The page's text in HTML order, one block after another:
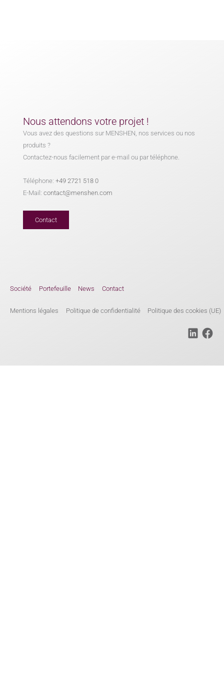
Nous attendons votre projet !
Vous avez des questions sur MENSHEN, nos services ou nos
produits ?
Contactez-nous facilement par e-mail ou par téléphone.
Téléphone:+49 2721 518 0
E-Mail:contact@menshen.com
Contact
Société Portefeuille News Contact
Mentions légales Politique de confidentialité Politique des cookies (UE)